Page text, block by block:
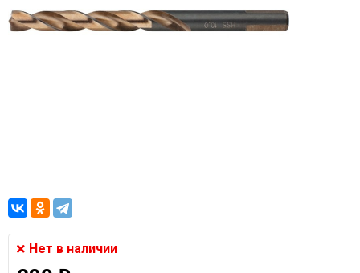
Нет в наличии